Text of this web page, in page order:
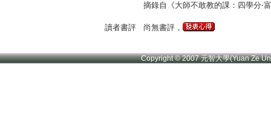
摘錄自《大師不敢教的課：四學分‧
讀者書評 尚無書評，
Copyright © 2007 元智大學(Yuan Ze